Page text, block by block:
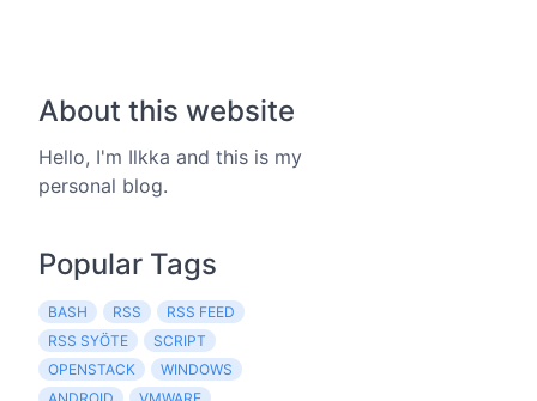
About this website
Hello, I'm Ilkka and this is my
personal blog.
Popular Tags
BASH RSS
RSS FEED
RSS SYÖTE
SCRIPT
OPENSTACK
WINDOWS